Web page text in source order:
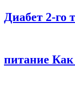
Диабет 2-го
питание Как